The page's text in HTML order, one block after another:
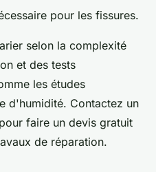
pour les fissures.
selon la complexité
et des tests
les études
d'humidité. Contactez un
faire un devis gratuit
de réparation.